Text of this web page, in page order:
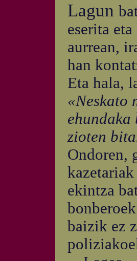
Lagun
eserita
aurrean,
han
Eta hala,
«Neskato
zioten
Ondoren,
ekintza
baizik ez